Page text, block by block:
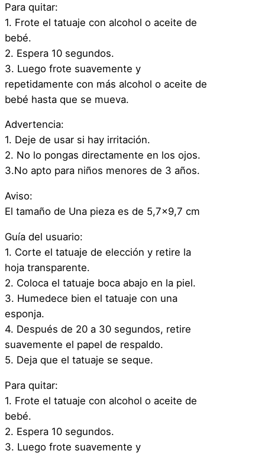
o
w
e
e
n
C
o
s
p
a
D
i
f
r
a
z
–
H
e
r
i
d
a
–
4
b
Para quitar:
1. Frote el tatuaje con alcohol o aceite de
bebé.
2. Espera 10 segundos.
3. Luego frote suavemente y
repetidamente con más alcohol o aceite de
bebé hasta que se mueva.
Advertencia:
1. Deje de usar si hay irritación.
2. No lo pongas directamente en los ojos.
3.No apto para niños menores de 3 años.
Aviso:
El tamaño de Una pieza es de 5,7×9,7 cm
Guía del usuario:
1. Corte el tatuaje de elección y retire la
hoja transparente.
2. Coloca el tatuaje boca abajo en la piel.
3. Humedece bien el tatuaje con una
esponja.
4. Después de 20 a 30 segundos, retire
suavemente el papel de respaldo.
5. Deja que el tatuaje se seque.
Para quitar:
1. Frote el tatuaje con alcohol o aceite de
bebé.
2. Espera 10 segundos.
3. Luego frote suavemente y